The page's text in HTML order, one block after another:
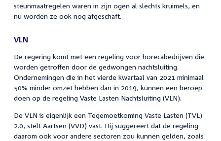
steunmaatregelen waren in zijn ogen al slechts kruimels, en
nu worden ze ook nog afgeschaft.
VLN
De regering komt met een regeling voor horecabedrijven die
worden getroffen door de gedwongen nachtsluiting.
Ondernemingen die in het vierde kwartaal van 2021 minimaal
50% minder omzet hebben dan in 2019, kunnen een beroep
doen op de regeling Vaste Lasten Nachtsluiting (VLN).
De VLN is eigenlijk een Tegemoetkoming Vaste Lasten (TVL)
2.0, stelt Aartsen (VVD) vast. Hij suggereert dat de regeling
daarom ook voor andere sectoren zou kunnen gelden, zoals